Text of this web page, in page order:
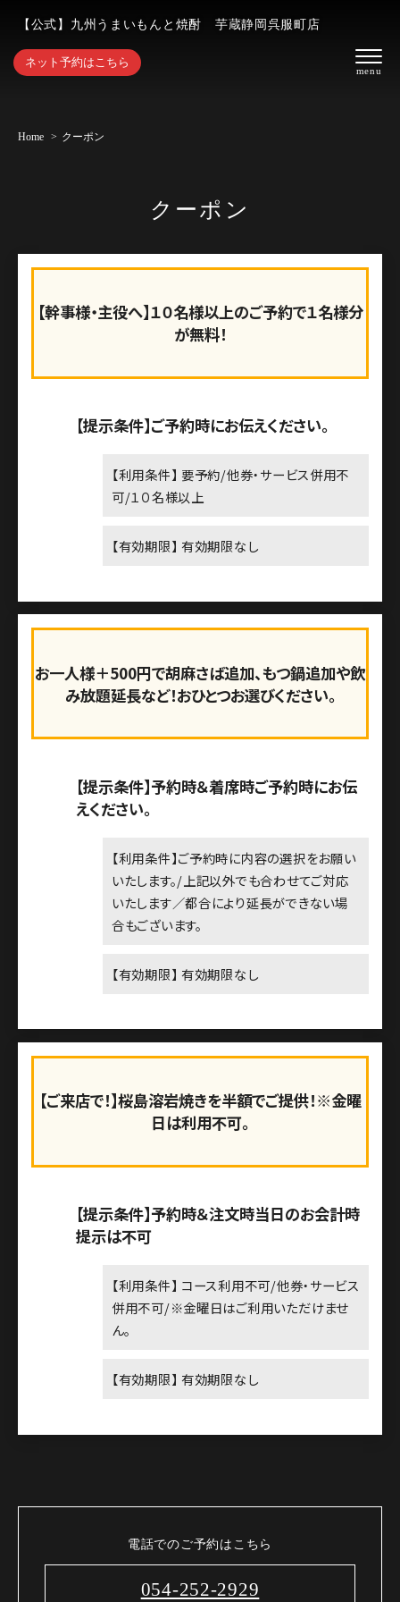
【公式】九州うまいもんと焼酎 芋蔵静岡呉服町店
ネット予約はこちら
Home クーポン
クーポン
【幹事様・主役へ】１０名様以上のご予約で１名様分
が無料！
【提示条件】ご予約時にお伝えください。
【利用条件】 要予約/他券・サービス併用不
可/１０名様以上
【有効期限】 有効期限なし
お一人様＋500円で胡麻さば追加、もつ鍋追加や飲
み放題延長など！おひとつお選びください。
【提示条件】予約時＆着席時ご予約時にお伝
えください。
【利用条件】ご予約時に内容の選択をお願い
いたします。/上記以外でも合わせてご対応
いたします／都合により延長ができない場
合もございます。
【有効期限】 有効期限なし
【ご来店で！】桜島溶岩焼きを半額でご提供！※金曜
日は利用不可。
【提示条件】予約時＆注文時当日のお会計時
提示は不可
【利用条件】 コース利用不可/他券・サービス
併用不可/※金曜日はご利用いただけませ
ん。
【有効期限】 有効期限なし
電話でのご予約はこちら
054-252-2929